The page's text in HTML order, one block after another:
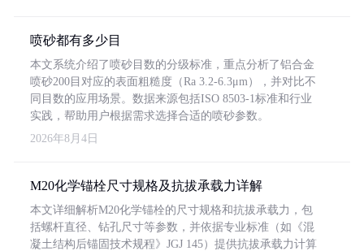
喷砂都有多少目
本文系统介绍了喷砂目数的分级标准，重点分析了铝合金
喷砂200目对应的表面粗糙度（Ra 3.2-6.3μm），并对比不
同目数的应用场景。数据来源包括ISO 8503-1标准和行业
实践，帮助用户根据需求选择合适的喷砂参数。
2026年8月4日
M20化学锚栓尺寸规格及抗拔承载力详解
本文详细解析M20化学锚栓的尺寸规格和抗拔承载力，包
括螺杆直径、钻孔尺寸等参数，并依据专业标准（如《混
凝土结构后锚固技术规程》JGJ 145）提供抗拔承载力计算